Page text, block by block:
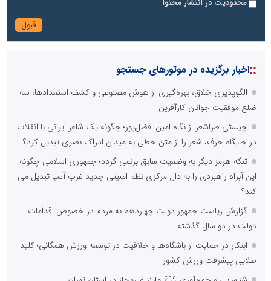
محدودیت در انتشار محتوا
::اخبار برگزیده در موتورهای جستجو
الگوپذیری خلاق، بهره‌گیری از هوش مصنوعی و کشف استعدادها، سه
ضلع موفقیت جوانان کارآفرین
چیستی طراشعر از نگاه امین افضل‌پور؛ چگونه یک شاعر ایرانی با انقلاب
در جایگاه حرف، شعر را از متن خطی به میدان ادراک بصری تبدیل کرد؟
تنگه هرمز دیگر به وضعیت سابق برنمی گردد؛ جمهوری اسلامی چگونه
این آبراه راهبردی را به دال مرکزی نظم امنیتی جدید غرب آسیا تبدیل می
کند؟
گزارش ریاست جمهور دولت چهاردهم به مردم در خصوص اقدامات
دولت در دو سال گذشته
ابتکار در حمایت از باشگاه‌ها و خلاقیت در توسعه ورزش همگانی؛ کلید
طلایی پیشرفت ورزش کشور